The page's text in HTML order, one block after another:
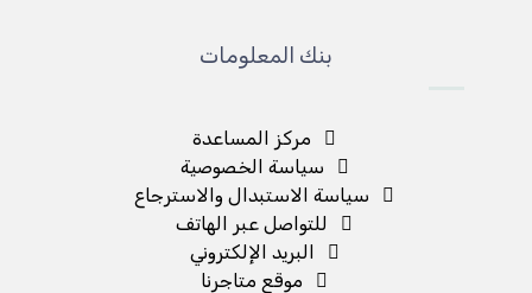
بنك المعلومات
مركز المساعدة
سياسة الخصوصية
سياسة الاستبدال والاسترجاع
للتواصل عبر الهاتف
البريد الإلكتروني
موقع متاجرنا